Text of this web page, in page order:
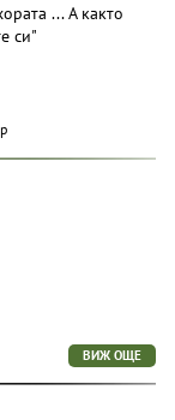
... А както
си"
ВИЖ ОЩЕ